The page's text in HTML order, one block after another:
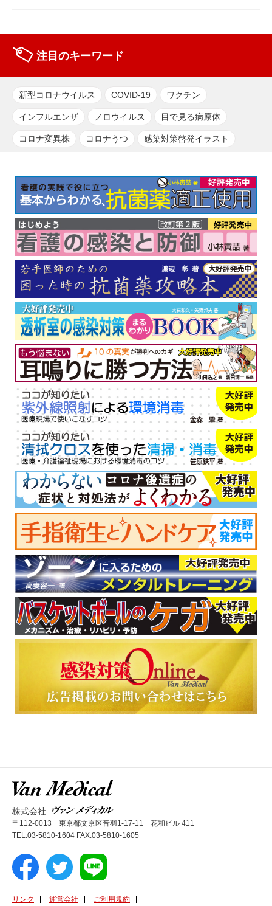
注目のキーワード
新型コロナウイルス COVID-19 ワクチン
インフルエンザ ノロウイルス 目で見る病原体
コロナ変異株 コロナうつ 感染対策啓発イラスト
株式会社
〒112-0013 東京都文京区音羽1-17-11 花和ビル 411
TEL:03-5810-1604 FAX:03-5810-1605
リンク 運営会社 ご利用規約